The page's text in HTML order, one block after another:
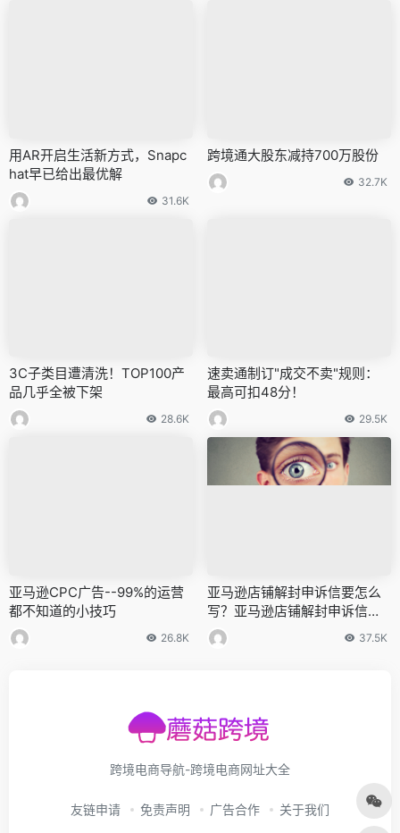
用AR开启生活新方式，Snapc
hat早已给出最优解
31.6K
跨境通大股东减持700万股份
32.7K
3C子类目遭清洗！TOP100产
品几乎全被下架
28.6K
速卖通制订"成交不卖"规则：
最高可扣48分！
29.5K
亚马逊CPC广告--99%的运营
都不知道的小技巧
26.8K
亚马逊店铺解封申诉信要怎么
写？亚马逊店铺解封申诉信方
法
37.5K
跨境电商导航-跨境电商网址大全
友链申请 免责声明 广告合作 关于我们